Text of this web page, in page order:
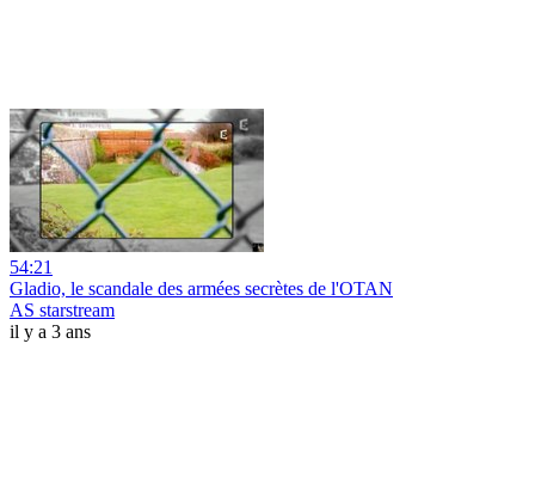
54:21
Gladio, le scandale des armées secrètes de l'OTAN
AS starstream
il y a 3 ans